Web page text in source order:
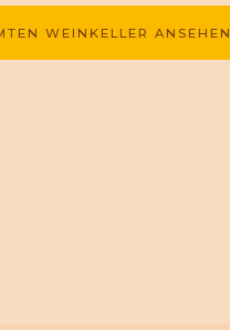
WEINKELLER ANSEHEN